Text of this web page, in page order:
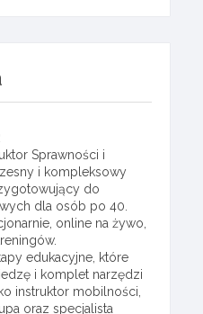
Sprawności i
i kompleksowy
do
dla osób po 40.
online na żywo,
edukacyjne, które
i komplet narzędzi
instruktor mobilności,
oraz specjalista